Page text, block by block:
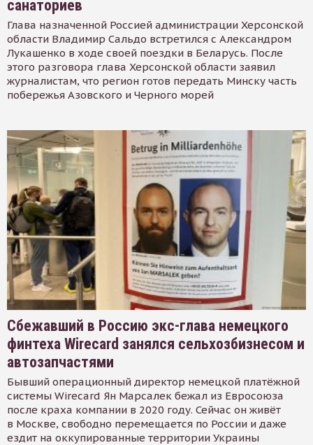
санаториев
Глава назначенной Россией администрации Херсонской
области Владимир Сальдо встретился с Александром
Лукашенко в ходе своей поездки в Беларусь. После
этого разговора глава Херсонской области заявил
журналистам, что регион готов передать Минску часть
побережья Азовского и Черного морей
Сбежавший в Россию экс-глава немецкого
финтеха Wirecard занялся сельхозбизнесом и
автозапчастями
Бывший операционный директор немецкой платёжной
системы Wirecard Ян Марсалек бежал из Евросоюза
после краха компании в 2020 году. Сейчас он живёт
в Москве, свободно перемещается по России и даже
ездит на оккупированные территории Украины